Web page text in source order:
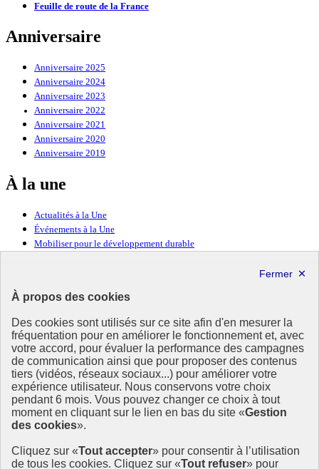
À propos des cookies
Des cookies sont utilisés sur ce site afin d'en mesurer la
fréquentation pour en améliorer le fonctionnement et, avec
votre accord, pour évaluer la performance des campagnes
de communication ainsi que pour proposer des contenus
tiers (vidéos, réseaux sociaux...) pour améliorer votre
expérience utilisateur. Nous conservons votre choix
pendant 6 mois. Vous pouvez changer ce choix à tout
moment en cliquant sur le lien en bas du site «Gestion
des cookies».
Cliquez sur «Tout accepter» pour consentir à l’utilisation
de tous les cookies. Cliquez sur «Tout refuser» pour
Feuille de route de la France
Anniversaire
Anniversaire 2025
Anniversaire 2024
Anniversaire 2023
Anniversaire 2022
Anniversaire 2021
Anniversaire 2020
Anniversaire 2019
À la une
Actualités à la Une
Événements à la Une
Mobiliser pour le développement durable
Ressources
Ressources
La Méth’ODD
Gouvernement
Ce site propose l’information de référence concernant l’Agenda
2030 et la feuille de route de la France. Il valorise la mobilisation de
tous les acteurs.
info.gouv.fr- ouvre une nouvelle fenêtre
service-public.fr - ouvre une nouvelle fenêtre